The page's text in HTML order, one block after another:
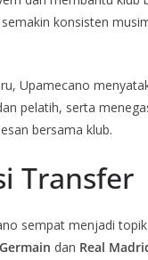
konsisten
Upamecano
pelatih, serta
bersama klub.
Transfer
sempat menjadi
dan Real